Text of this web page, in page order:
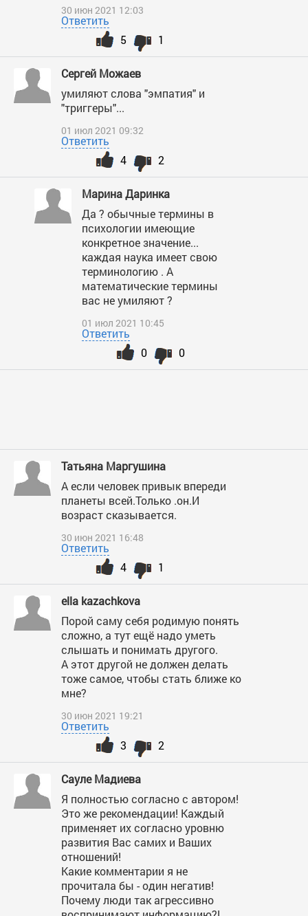
30 июн 2021 12:03
Ответить
1
5
Сергей Можаев
умиляют слова "эмпатия" и
"триггеры"...
01 июл 2021 09:32
Ответить
2
4
Марина Даринка
Да ? обычные термины в
психологии имеющие
конкретное значение...
каждая наука имеет свою
терминологию . А
математические термины
вас не умиляют ?
01 июл 2021 10:45
Ответить
0
0
Татьяна Маргушина
А если человек привык впереди
планеты всей.Только .он.И
возраст сказывается.
30 июн 2021 16:48
Ответить
1
4
ella kazachkova
Порой саму себя родимую понять
сложно, а тут ещё надо уметь
слышать и понимать другого.
А этот другой не должен делать
тоже самое, чтобы стать ближе ко
мне?
30 июн 2021 19:21
Ответить
2
3
Сауле Мадиева
Я полностью согласно с автором!
Это же рекомендации! Каждый
применяет их согласно уровню
развития Вас самих и Ваших
отношений!
Какие комментарии я не
прочитала бы - один негатив!
Почему люди так агрессивно